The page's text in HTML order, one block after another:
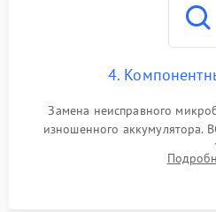
4.
Замена неисправного
изношенного аккумулятора.
контроллеров на
разъемов и кнопок, замена